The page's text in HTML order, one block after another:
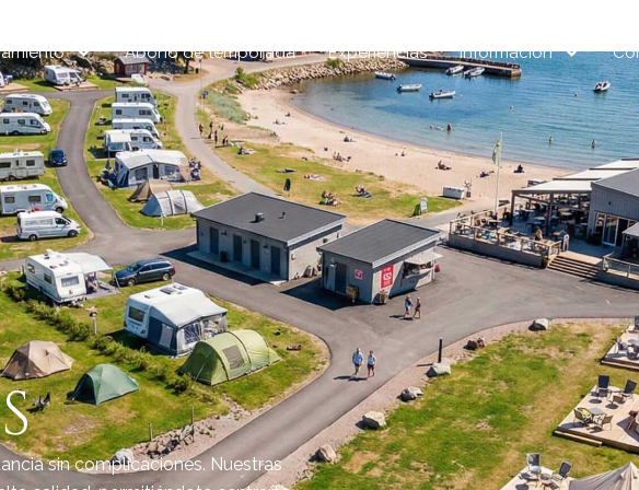
Abono de temporada Experiencias Información
sin complicaciones. Nuestras